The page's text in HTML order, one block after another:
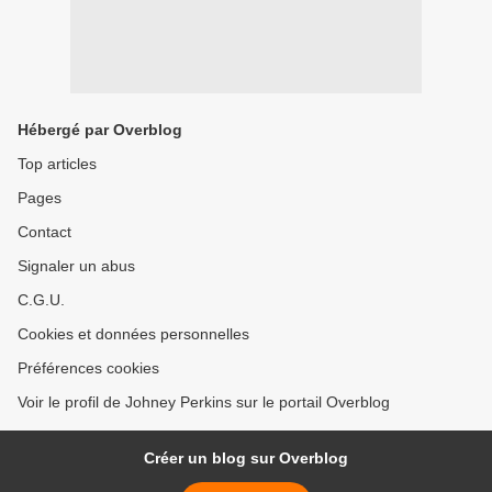
Hébergé par Overblog
Top articles
Pages
Contact
Signaler un abus
C.G.U.
Cookies et données personnelles
Préférences cookies
Voir le profil de Johney Perkins sur le portail Overblog
Créer un blog sur Overblog